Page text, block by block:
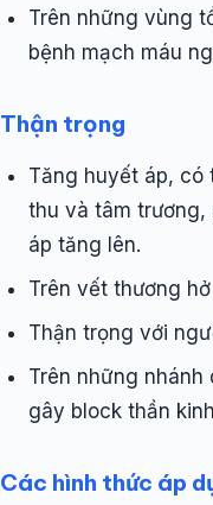
Trên những vùng
bệnh mạch máu
Thận trọng
Tăng huyết áp, có
thu và tâm
áp tăng lên.
Trên vết thương hở
Thận trọng với
Trên những nhánh
gây block thần kinh
Các hình thức áp